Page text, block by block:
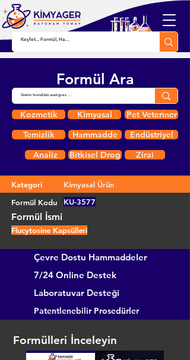
Formül Ara
Kozmetik Kimyasal
Pet Veteriner
Temizlik
Hammadde
Endüstriyel
Analiz
Bitkisel Drog Zirai
Kategori
Kimyasal Ürün
Formül Kodu
KU-3577
Formül İsmi
Flucytosine Kapsülleri
Çevre Dostu Hammaddeler
7/24 Online Destek
Laboratuvar Desteği
Patentlenebilir Prosedürler
Formülleri İnceleyin